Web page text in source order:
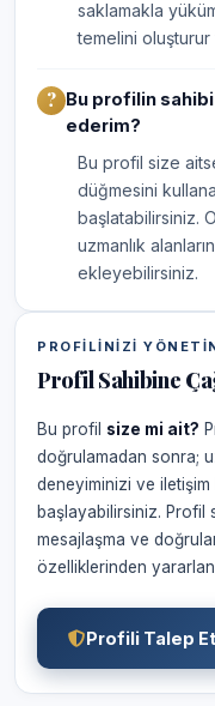
saklamakla
temelini
Bu profilin
ederim?
Bu profil size
düğmesini
başlatabilirsiniz.
uzmanlık
ekleyebilirsiniz.
PROFILINIZI
Profil Sahibine
Bu profil size mi ait?
doğrulamadan sonra;
deneyiminizi ve
başlayabilirsiniz. Profil
mesajlaşma ve
özelliklerinden
Profili Talep Et